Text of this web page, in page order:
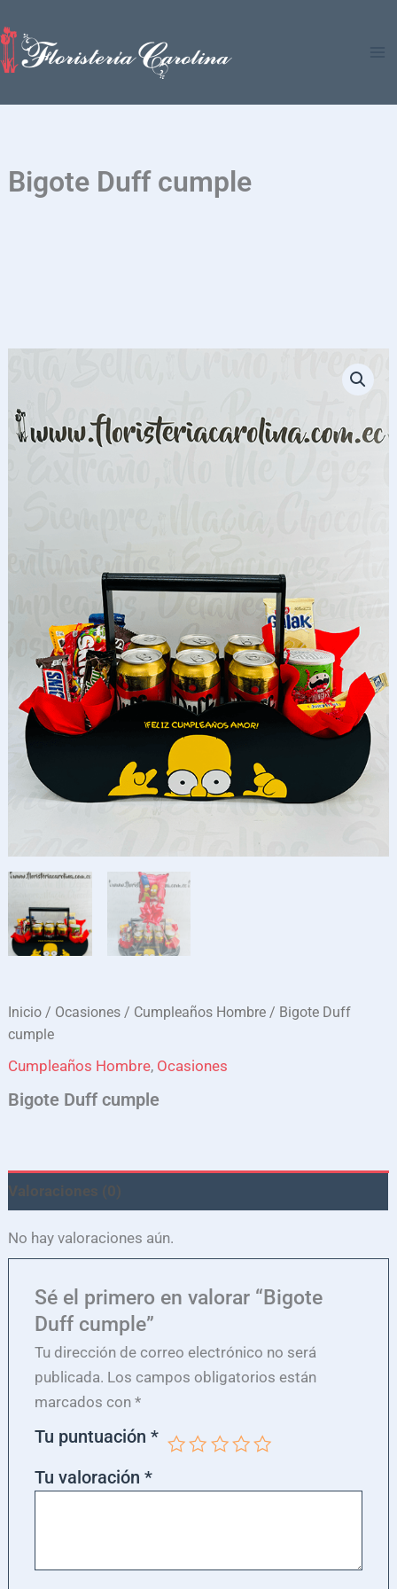
al
contenido
Bigote Duff cumple
Inicio / Ocasiones / Cumpleaños Hombre / Bigote Duff
cumple
Cumpleaños Hombre, Ocasiones
Bigote Duff cumple
Valoraciones (0)
No hay valoraciones aún.
Sé el primero en valorar “Bigote
Duff cumple”
Tu dirección de correo electrónico no será
publicada. Los campos obligatorios están
marcados con *
Tu puntuación *
Tu valoración *